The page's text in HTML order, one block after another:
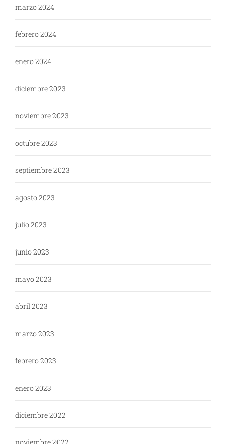
marzo 2024
febrero 2024
enero 2024
diciembre 2023
noviembre 2023
octubre 2023
septiembre 2023
agosto 2023
julio 2023
junio 2023
mayo 2023
abril 2023
marzo 2023
febrero 2023
enero 2023
diciembre 2022